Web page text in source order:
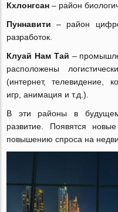
Кхлонгсан ‒ район
Пуннавити ‒ район
разработок.
Клуай Нам Тай ‒
расположены
(интернет, телевидение,
игр, анимация и т.д.).
В эти районы в будущем
развитие. Появятся
повышению спроса на